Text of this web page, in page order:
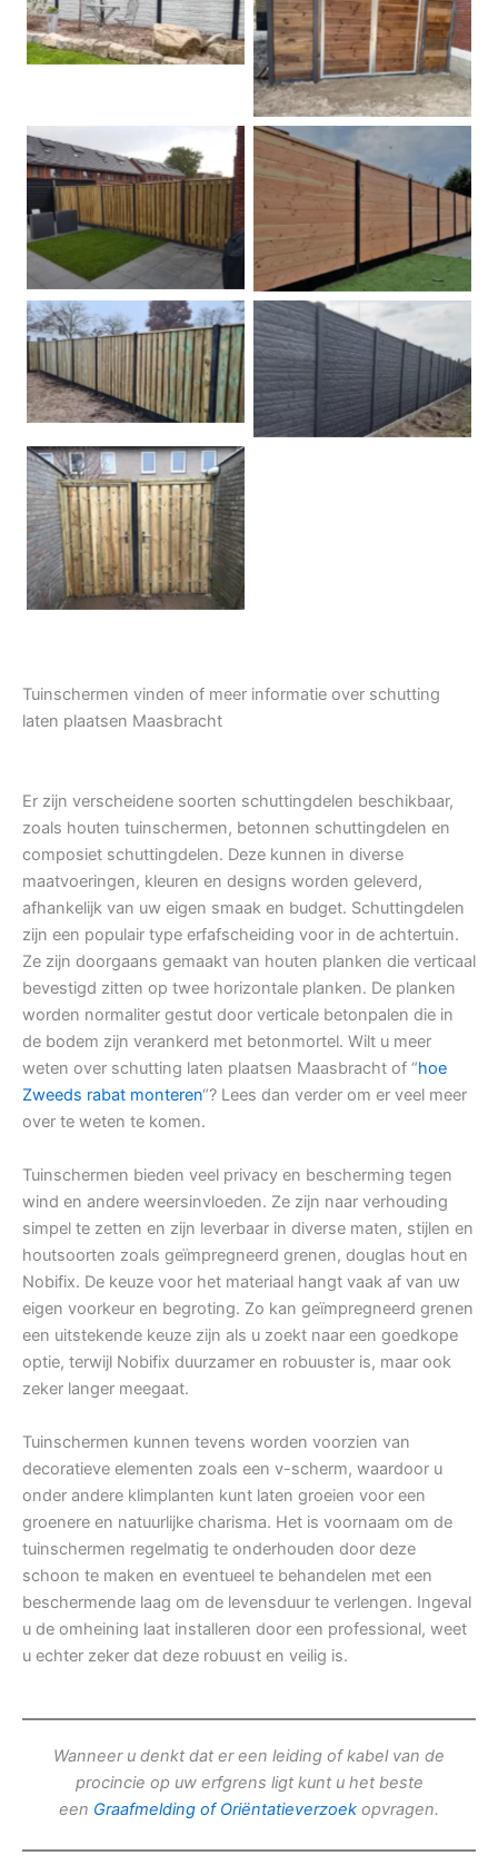
Betonschutting
Dubbele poort
Betonpalen schutting Douglas
Hout beton schuttingen Rots motief antraciet
Tuindeur grenen
Tuinschermen vinden of meer informatie over schutting
laten plaatsen Maasbracht
Er zijn verscheidene soorten schuttingdelen beschikbaar,
zoals houten tuinschermen, betonnen schuttingdelen en
composiet schuttingdelen. Deze kunnen in diverse
maatvoeringen, kleuren en designs worden geleverd,
afhankelijk van uw eigen smaak en budget. Schuttingdelen
zijn een populair type erfafscheiding voor in de achtertuin.
Ze zijn doorgaans gemaakt van houten planken die verticaal
bevestigd zitten op twee horizontale planken. De planken
worden normaliter gestut door verticale betonpalen die in
de bodem zijn verankerd met betonmortel. Wilt u meer
weten over schutting laten plaatsen Maasbracht of “hoe
Zweeds rabat monteren“? Lees dan verder om er veel meer
over te weten te komen.
Tuinschermen bieden veel privacy en bescherming tegen
wind en andere weersinvloeden. Ze zijn naar verhouding
simpel te zetten en zijn leverbaar in diverse maten, stijlen en
houtsoorten zoals geïmpregneerd grenen, douglas hout en
Nobifix. De keuze voor het materiaal hangt vaak af van uw
eigen voorkeur en begroting. Zo kan geïmpregneerd grenen
een uitstekende keuze zijn als u zoekt naar een goedkope
optie, terwijl Nobifix duurzamer en robuuster is, maar ook
zeker langer meegaat.
Tuinschermen kunnen tevens worden voorzien van
decoratieve elementen zoals een v-scherm, waardoor u
onder andere klimplanten kunt laten groeien voor een
groenere en natuurlijke charisma. Het is voornaam om de
tuinschermen regelmatig te onderhouden door deze
schoon te maken en eventueel te behandelen met een
beschermende laag om de levensduur te verlengen. Ingeval
u de omheining laat installeren door een professional, weet
u echter zeker dat deze robuust en veilig is.
Wanneer u denkt dat er een leiding of kabel van de
procincie op uw erfgrens ligt kunt u het beste
een Graafmelding of Oriëntatieverzoek opvragen.